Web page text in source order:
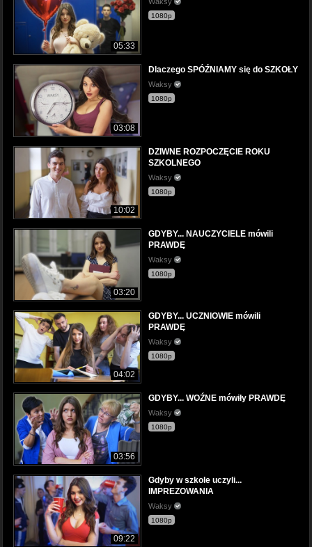
05:33
Waksy
1080p
03:08
Dlaczego SPÓŹNIAMY się do SZKOŁY
Waksy
1080p
10:02
DZIWNE ROZPOCZĘCIE ROKU
SZKOLNEGO
Waksy
1080p
03:20
GDYBY... NAUCZYCIELE mówili
PRAWDĘ
Waksy
1080p
04:02
GDYBY... UCZNIOWIE mówili
PRAWDĘ
Waksy
1080p
03:56
GDYBY... WOŹNE mówiły PRAWDĘ
Waksy
1080p
09:22
Gdyby w szkole uczyli...
IMPREZOWANIA
Waksy
1080p